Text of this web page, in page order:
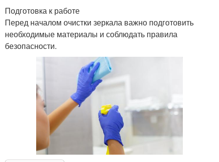
Подготовка к работе
Перед началом очистки зеркала важно подготовить
необходимые материалы и соблюдать правила
безопасности.